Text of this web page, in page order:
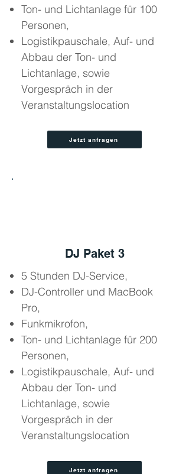
Ton- und Lichtanlage für 100
Personen,
Logistikpauschale, Auf- und
Abbau der Ton- und
Lichtanlage, sowie
Vorgespräch in der
Veranstaltungslocation
Jetzt anfragen
DJ Paket 3
5 Stunden DJ-Service,
DJ-Controller und MacBook
Pro,
Funkmikrofon,
Ton- und Lichtanlage für 200
Personen,
Logistikpauschale, Auf- und
Abbau der Ton- und
Lichtanlage, sowie
Vorgespräch in der
Veranstaltungslocation
Jetzt anfragen